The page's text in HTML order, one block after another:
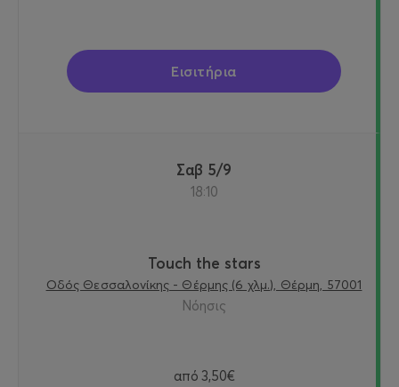
Εισιτήρια
Σαβ 5/9
18:10
Touch the stars
Οδός Θεσσαλονίκης - Θέρμης (6 χλμ.), Θέρμη, 57001
Νόησις
από 3,50€